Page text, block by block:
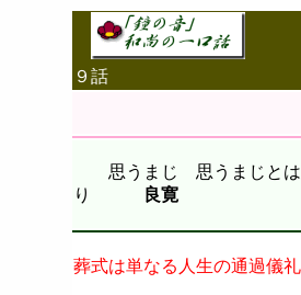
９話
思うまじ 思うまじとは
り
良寛
葬式は単なる人生の通過儀